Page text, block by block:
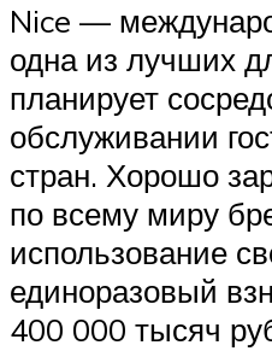
Nice —
одна из лучших
планирует
обслуживании
стран. Хорошо
по всему миру
использование
единоразовый
400 000 тысяч